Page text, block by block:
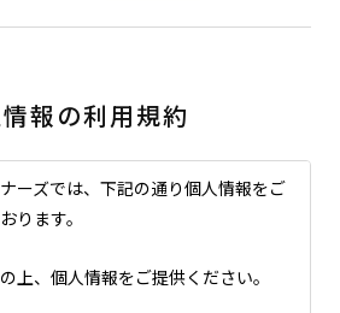
報の利用規約
ーズでは、下記の通り個人情報をご
ります。
上、個人情報をご提供ください。